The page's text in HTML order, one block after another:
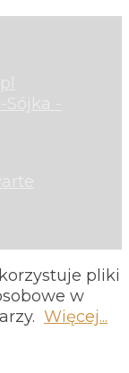
pliki
w
Więcej...